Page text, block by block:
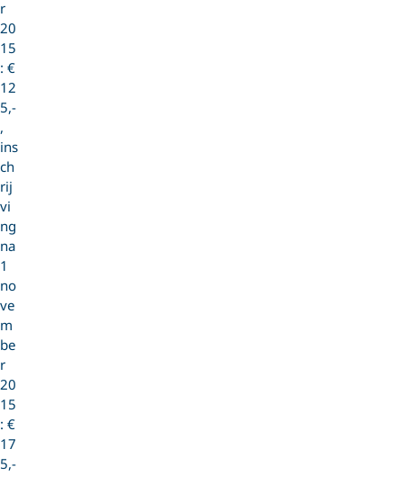
r
20
15
: €
12
5,-
,
ins
ch
rij
vi
ng
na
1
no
ve
m
be
r
20
15
: €
17
5,-